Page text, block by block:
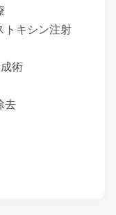
トキシン注射
術
去